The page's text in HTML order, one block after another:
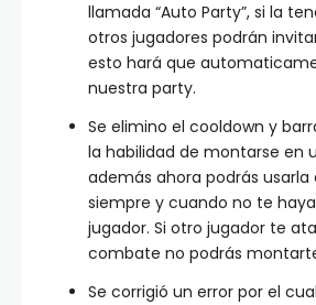
llamada “Auto Party”, si la
otros jugadores podrán
esto hará que
nuestra party.
Se elimino el cooldown y
la habilidad de montarse en
además ahora podrás
siempre y cuando no te
jugador. Si otro jugador te
combate no podrás
Se corrigió un error por el